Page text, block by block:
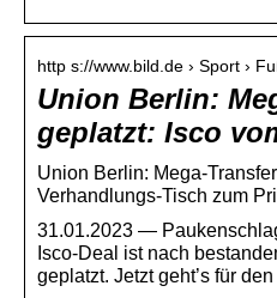
http s://www.bild.de › Sport ›
Union Berlin:
geplatzt: Isco
Union Berlin: Mega-
Verhandlungs-Tisch zum
31.01.2023 —
Isco-Deal ist nach
geplatzt. Jetzt geht’s für